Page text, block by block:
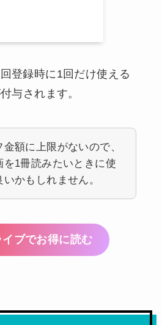
登録時に1回だけ使える
与されます。
額に上限がないので、
を1冊読みたいときに使
いかもしれません。
ブでお得に読む